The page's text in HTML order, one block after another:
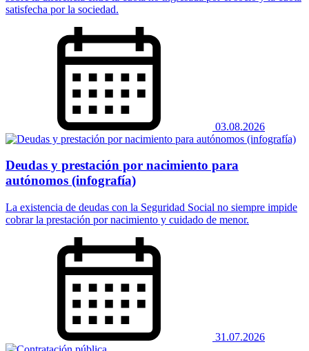
satisfecha por la sociedad.
03.08.2026
Deudas y prestación por nacimiento para
autónomos (infografía)
La existencia de deudas con la Seguridad Social no siempre impide
cobrar la prestación por nacimiento y cuidado de menor.
31.07.2026